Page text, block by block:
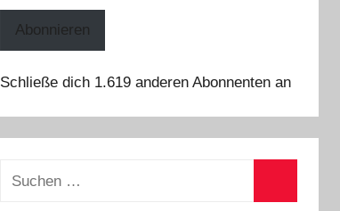
Abonnieren
Schließe dich 1.619 anderen Abonnenten an
Suchen